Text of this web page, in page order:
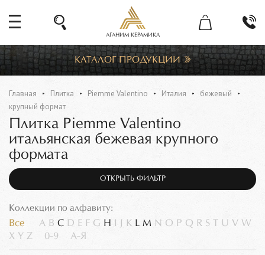
АГАНИМ КЕРАМИКА
КАТАЛОГ ПРОДУКЦИИ
Главная Плитка Piemme Valentino Италия
бежевый
крупный формат
Плитка Piemme Valentino
итальянская бежевая крупного
формата
ОТКРЫТЬ ФИЛЬТР
Коллекции по алфавиту:
Все A B C D E F G H K L M N O P Q R S U V W
X Y Z 0-9 А-Я